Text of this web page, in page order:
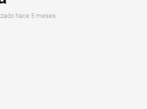
hace 5 meses